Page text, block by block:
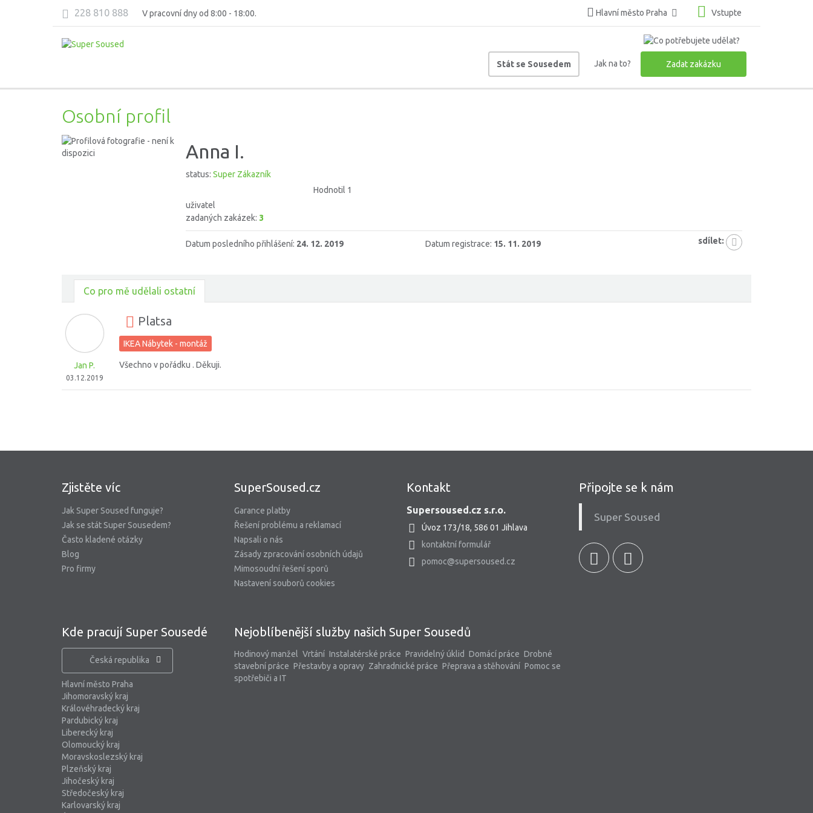
228 810 888 V pracovní dny od 8:00 - 18:00. Hlavní město Praha Vstupte
Stát se Sousedem Jak na to? Zadat zakázku
Osobní profil
Anna I.
status: Super Zákazník
Hodnotil 1
uživatel
zadaných zakázek: 3
Datum posledního přihlášení: 24. 12. 2019 Datum registrace: 15. 11. 2019 sdílet:
Co pro mě udělali ostatní
Jan P.
03.12.2019
Platsa
IKEA Nábytek - montáž
Všechno v pořádku . Děkuji.
Zjistěte víc
Jak Super Soused funguje?
Jak se stát Super Sousedem?
Často kladené otázky
Blog
Pro firmy
SuperSoused.cz
Garance platby
Řešení problému a reklamací
Napsali o nás
Zásady zpracování osobních údajů
Mimosoudní řešení sporů
Nastavení souborů cookies
Kontakt
Supersoused.cz s.r.o.
Úvoz 173/18, 586 01 Jihlava
kontaktní formulář
pomoc@supersoused.cz
Kde pracují Super Sousedé
Česká republika
Hlavní město Praha
Jihomoravský kraj
Královéhradecký kraj
Pardubický kraj
Liberecký kraj
Olomoucký kraj
Moravskoslezský kraj
Plzeňský kraj
Jihočeský kraj
Středočeský kraj
Karlovarský kraj
Nejoblíbenější služby našich Super Sousedů
Hodinový manžel Vrtání Instalatérské práce Pravidelný úklid Domácí práce Drobné
stavební práce Přestavby a opravy Zahradnické práce Přeprava a stěhování Pomoc se
spotřebiči a IT
Připojte se k nám
Super Soused